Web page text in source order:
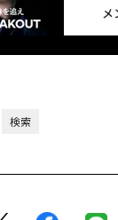
メ
検索